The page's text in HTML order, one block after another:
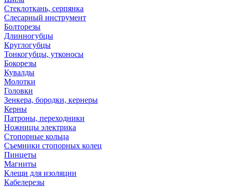
Стеклоткань, серпянка
Слесарный инструмент
Болторезы
Длинногубцы
Круглогубцы
Тонкогубцы, утконосы
Бокорезы
Кувалды
Молотки
Головки
Зенкера, бородки, кернеры
Керны
Патроны, переходники
Ножницы электрика
Стопорные кольца
Съемники стопорных колец
Пинцеты
Магниты
Клещи для изоляции
Кабелерезы